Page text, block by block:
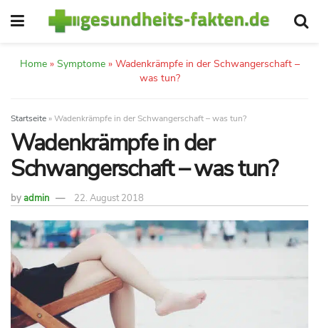
Home» Symptome» Wadenkrämpfe in der Schwangerschaft –
was tun?
Startseite »Wadenkrämpfe in der Schwangerschaft – was tun?
Wadenkrämpfe in der
Schwangerschaft – was tun?
byadmin 22. August 2018